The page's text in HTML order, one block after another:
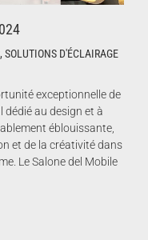
, SOLUTIONS D'ÉCLAIRAGE
exceptionnelle de
au design et à
éblouissante,
et de la créativité dans
Le Salone del Mobile